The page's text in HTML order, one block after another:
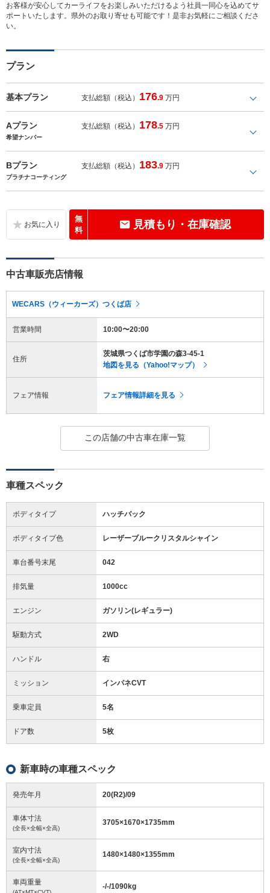
お客様が安心してカーライフをお楽しみいただけるよう社員一同心を込めてサ
ポートいたします。県外のお取り寄せも可能です！是非お気軽にご相談くださ
い。
プラン
基本プラン 支払総額（税込） 176.9 万円
Aプラン 支払総額（税込） 178.5 万円
希望ナンバー
Bプラン 支払総額（税込） 183.9 万円
プラチナコーティング
無
料
見積もり・在庫確認
中古車販売店情報
WECARS（ウィーカーズ）つくば店
営業時間 10:00〜20:00
住所
茨城県つくば市学園の森3-45-1
地図を見る（Yahoo!マップ）
フェア情報 フェア情報詳細を見る
この店舗の中古車在庫一覧
車種スペック
ボディタイプ ハッチバック
ボディタイプ色 レーザーブルークリスタルシャイン
車台番号末尾 042
排気量 1000cc
エンジン ガソリン(レギュラー)
駆動方式 2WD
ハンドル 右
ミッション インパネCVT
乗車定員 5名
ドア数 5枚
新車時の車種スペック
発売年月 20(R2)/09
車体寸法
(全長×全幅×全高)
3705×1670×1735mm
室内寸法
(全長×全幅×全高)
1480×1480×1355mm
車両重量 -/-/1090kg